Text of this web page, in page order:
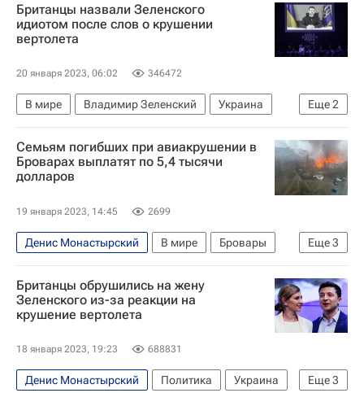
Британцы назвали Зеленского
идиотом после слов о крушении
вертолета
20 января 2023, 06:02 346472
Еще2
В мире Владимир Зеленский
Украина
Всемирный экономический форум в Давосе
Бровары
Семьям погибших при авиакрушении в
Броварах выплатят по 5,4 тысячи
долларов
19 января 2023, 14:45 2699
Еще3
Денис Монастырский В мире
Бровары
Украина
Киевская область МВД Украины
Британцы обрушились на жену
Зеленского из-за реакции на
крушение вертолета
18 января 2023, 19:23 688831
Еще3
Денис Монастырский Политика
Украина